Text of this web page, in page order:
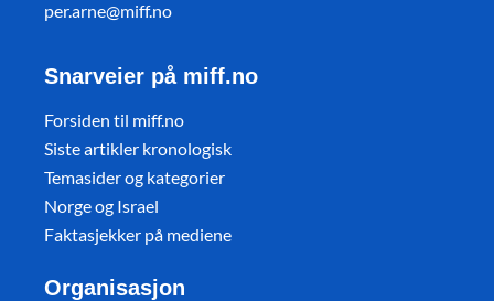
per.arne@miff.no
Snarveier på miff.no
Forsiden til miff.no
Siste artikler kronologisk
Temasider og kategorier
Norge og Israel
Faktasjekker på mediene
Organisasjon